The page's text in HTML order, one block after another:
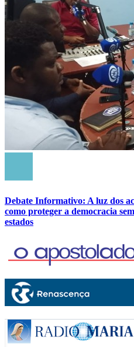
Debate Informativo: A luz dos
como proteger a democracia
estados